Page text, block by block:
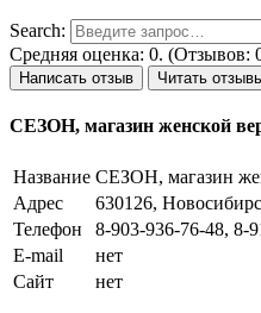
Search:
Средняя оценка: 0. (Отзывов:
Написать отзыв Читать
СЕЗОН, магазин женской
Название СЕЗОН, магазин
Адрес
630126,
Телефон
8-903-936-76-48, 8-
E-mail
нет
Сайт
нет